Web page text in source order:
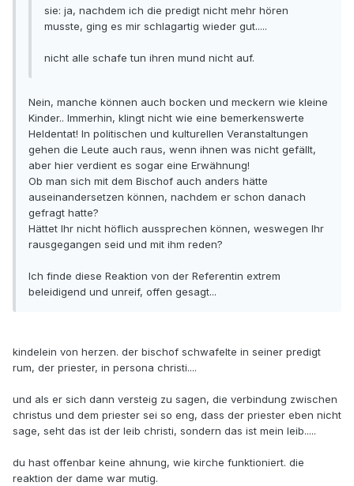
sie: ja, nachdem ich die predigt nicht mehr hören
musste, ging es mir schlagartig wieder gut.....
nicht alle schafe tun ihren mund nicht auf.
Nein, manche können auch bocken und meckern wie kleine
Kinder.. Immerhin, klingt nicht wie eine bemerkenswerte
Heldentat! In politischen und kulturellen Veranstaltungen
gehen die Leute auch raus, wenn ihnen was nicht gefällt,
aber hier verdient es sogar eine Erwähnung!
Ob man sich mit dem Bischof auch anders hätte
auseinandersetzen können, nachdem er schon danach
gefragt hatte?
Hättet Ihr nicht höflich aussprechen können, weswegen Ihr
rausgegangen seid und mit ihm reden?
Ich finde diese Reaktion von der Referentin extrem
beleidigend und unreif, offen gesagt...
kindelein von herzen. der bischof schwafelte in seiner predigt
rum, der priester, in persona christi....
und als er sich dann versteig zu sagen, die verbindung zwischen
christus und dem priester sei so eng, dass der priester eben nicht
sage, seht das ist der leib christi, sondern das ist mein leib.....
du hast offenbar keine ahnung, wie kirche funktioniert. die
reaktion der dame war mutig.